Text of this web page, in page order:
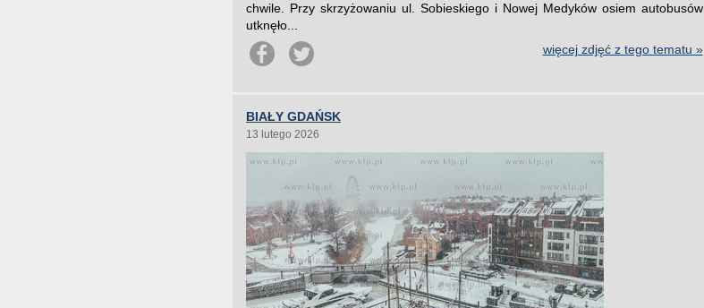
chwile. Przy skrzyżowaniu ul. Sobieskiego i Nowej Medyków osiem autobusów
utknęło...
więcej zdjęć z tego tematu »
BIAŁY GDAŃSK
13 lutego 2026